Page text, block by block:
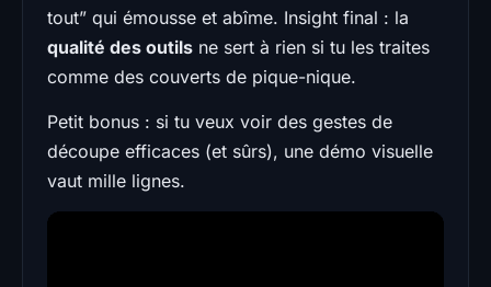
tout” qui émousse et abîme. Insight final : la
qualité des outils ne sert à rien si tu les traites
comme des couverts de pique-nique.
Petit bonus : si tu veux voir des gestes de
découpe efficaces (et sûrs), une démo visuelle
vaut mille lignes.